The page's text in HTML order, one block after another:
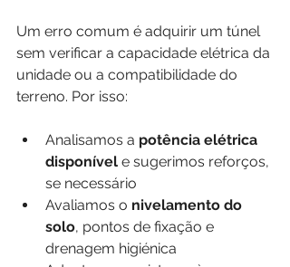
Um erro comum é adquirir um túnel
sem verificar a capacidade elétrica da
unidade ou a compatibilidade do
terreno. Por isso:
Analisamos a potência elétrica
disponível e sugerimos reforços,
se necessário
Avaliamos o nivelamento do
solo, pontos de fixação e
drenagem higiénica